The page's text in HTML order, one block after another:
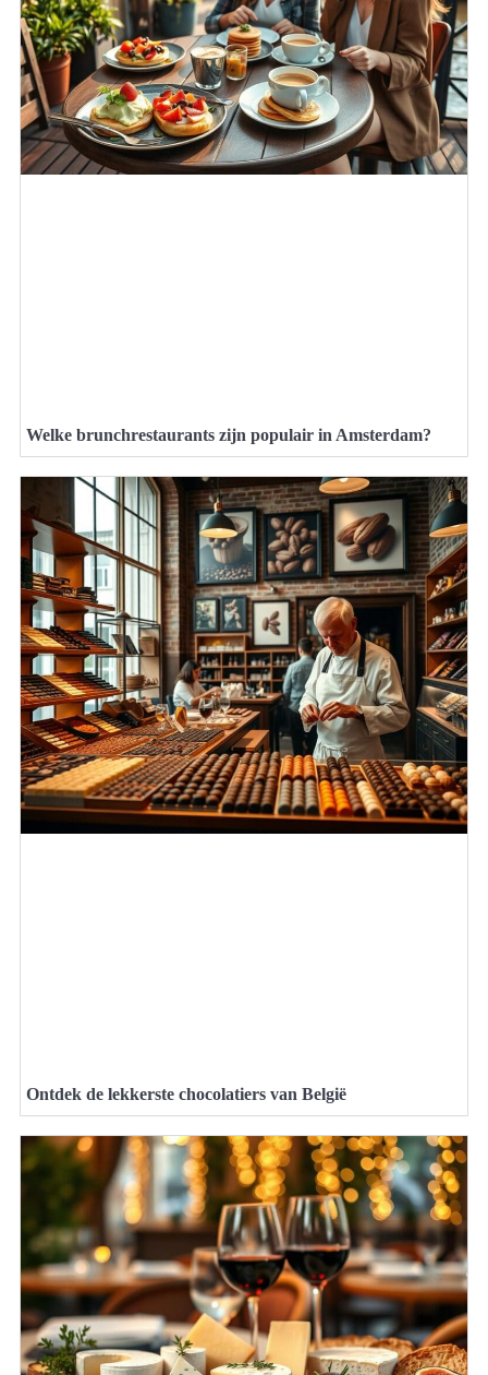
Welke brunchrestaurants zijn populair in Amsterdam?
Ontdek de lekkerste chocolatiers van België